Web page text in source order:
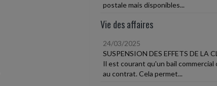
postale mais disponibles...
Vie des affaires
24/03/2025
SUSPENSION DES EFFETS DE LA
Il est courant qu'un bail
au contrat. Cela permet...